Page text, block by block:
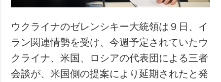
ウクライナのゼレンシキー大統領は９日、イ
ラン関連情勢を受け、今週予定されていたウ
クライナ、米国、ロシアの代表団による三者
会談が、米国側の提案により延期されたと発